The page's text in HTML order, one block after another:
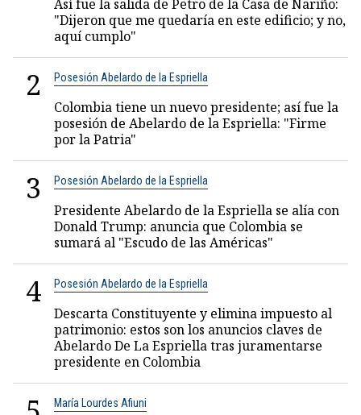
Así fue la salida de Petro de la Casa de Nariño:
"Dijeron que me quedaría en este edificio; y no,
aquí cumplo"
2 Posesión Abelardo de la Espriella
Colombia tiene un nuevo presidente; así fue la
posesión de Abelardo de la Espriella: "Firme
por la Patria"
3 Posesión Abelardo de la Espriella
Presidente Abelardo de la Espriella se alía con
Donald Trump: anuncia que Colombia se
sumará al "Escudo de las Américas"
4 Posesión Abelardo de la Espriella
Descarta Constituyente y elimina impuesto al
patrimonio: estos son los anuncios claves de
Abelardo De La Espriella tras juramentarse
presidente en Colombia
María Lourdes Afiuni